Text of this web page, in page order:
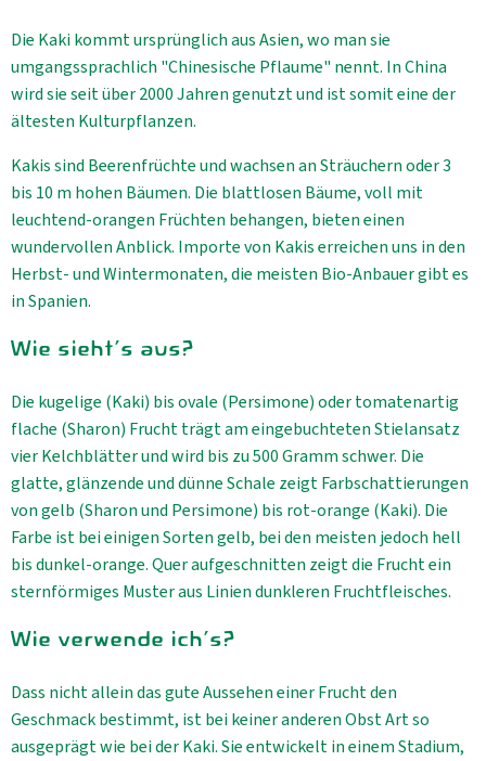
Die Kaki kommt ursprünglich aus Asien, wo man sie
umgangssprachlich "Chinesische Pflaume" nennt. In China
wird sie seit über 2000 Jahren genutzt und ist somit eine der
ältesten Kulturpflanzen.
Kakis sind Beerenfrüchte und wachsen an Sträuchern oder 3
bis 10 m hohen Bäumen. Die blattlosen Bäume, voll mit
leuchtend-orangen Früchten behangen, bieten einen
wundervollen Anblick. Importe von Kakis erreichen uns in den
Herbst- und Wintermonaten, die meisten Bio-Anbauer gibt es
in Spanien.
Wie sieht's aus?
Die kugelige (Kaki) bis ovale (Persimone) oder tomatenartig
flache (Sharon) Frucht trägt am eingebuchteten Stielansatz
vier Kelchblätter und wird bis zu 500 Gramm schwer. Die
glatte, glänzende und dünne Schale zeigt Farbschattierungen
von gelb (Sharon und Persimone) bis rot-orange (Kaki). Die
Farbe ist bei einigen Sorten gelb, bei den meisten jedoch hell
bis dunkel-orange. Quer aufgeschnitten zeigt die Frucht ein
sternförmiges Muster aus Linien dunkleren Fruchtfleisches.
Wie verwende ich's?
Dass nicht allein das gute Aussehen einer Frucht den
Geschmack bestimmt, ist bei keiner anderen Obst Art so
ausgeprägt wie bei der Kaki. Sie entwickelt in einem Stadium,